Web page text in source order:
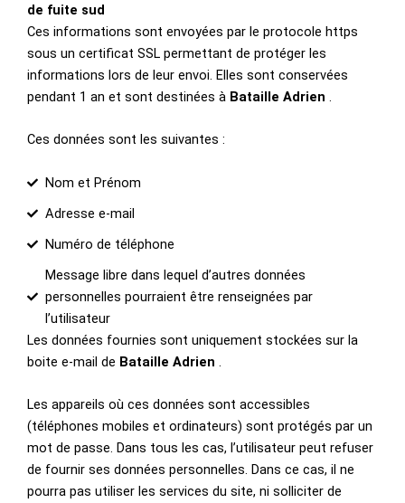
de fuite sud
Ces informations sont envoyées par le protocole https
sous un certificat SSL permettant de protéger les
informations lors de leur envoi. Elles sont conservées
pendant 1 an et sont destinées à Bataille Adrien .
Ces données sont les suivantes :
Nom et Prénom
Adresse e-mail
Numéro de téléphone
Message libre dans lequel d’autres données
personnelles pourraient être renseignées par
l’utilisateur
Les données fournies sont uniquement stockées sur la
boite e-mail de Bataille Adrien
Les appareils où ces données sont accessibles
(téléphones mobiles et ordinateurs) sont protégés par un
mot de passe. Dans tous les cas, l’utilisateur peut refuser
de fournir ses données personnelles. Dans ce cas, il ne
pourra pas utiliser les services du site, ni solliciter de